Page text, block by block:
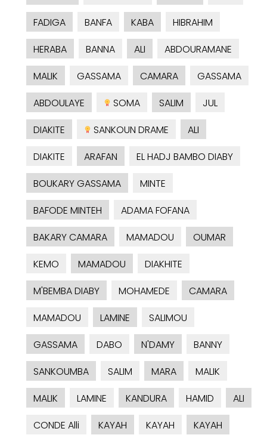
FADIGA
BANFA KABA
HIBRAHIM
HERABA
BANNA ALI
ABDOURAMANE
MALIK
GASSAMA CAMARA
GASSAMA
ABDOULAYE
SOMA SALIM
JUL
DIAKITE
SANKOUN DRAME
ALI
DIAKITE
ARAFAN
EL HADJ BAMBO DIABY
BOUKARY GASSAMA
MINTE
BAFODE MINTEH
ADAMA FOFANA
BAKARY CAMARA
MAMADOU
OUMAR
KEMO
MAMADOU
DIAKHITE
M'BEMBA DIABY
MOHAMEDE
CAMARA
MAMADOU
LAMINE
SALIMOU
GASSAMA
DABO N'DAMY
BANNY
SANKOUMBA
SALIM MARA
MALIK
MALIK
LAMINE KANDURA HAMID
ALI
CONDE Alli
KAYAH KAYAH
KAYAH